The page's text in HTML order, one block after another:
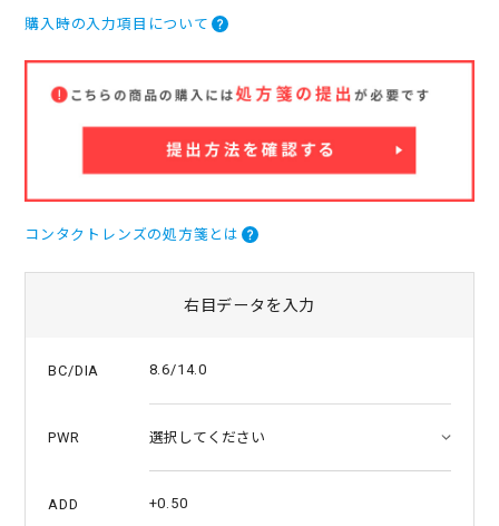
t
r
a
t
g
購入時の入力項目について
コンタクトレンズの処方箋とは
右目データを入力
BC/DIA 8.6/14.0
PWR
ADD +0.50